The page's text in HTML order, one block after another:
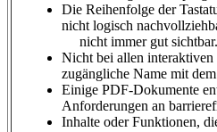
Die Reihenfolge der
nicht logisch
nicht immer gut sichtbar.
Nicht bei allen interaktiven
zugängliche Name mit
Einige PDF-Dokumente
Anforderungen an
Inhalte oder Funktionen,